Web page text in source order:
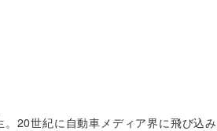
20世紀に自動車メディア界に飛び込み